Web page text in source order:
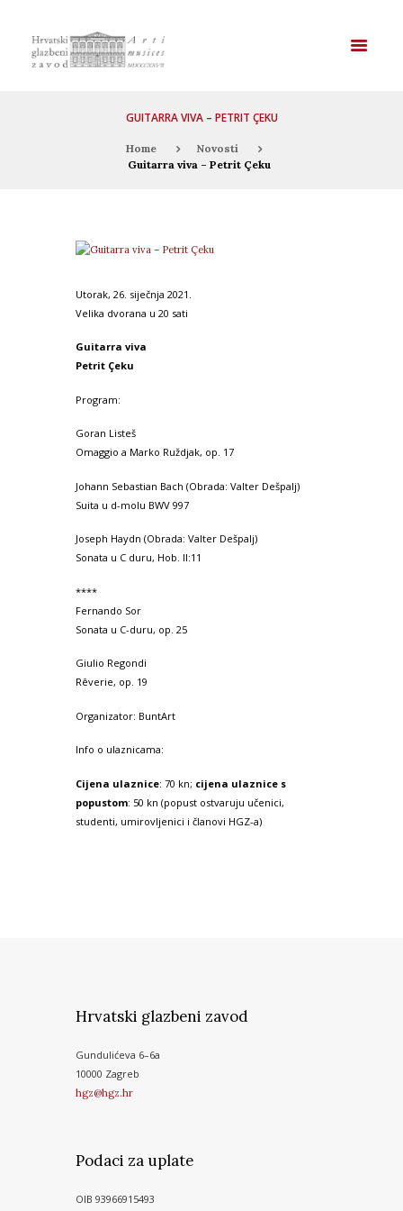
GUITARRA VIVA – PETRIT ÇEKU
Home
Novosti
Guitarra viva – Petrit Çeku
Utorak, 26. siječnja 2021.
Velika dvorana u 20 sati
Guitarra viva
Petrit Çeku
Program:
Goran Listeš
Omaggio a Marko Ruždjak, op. 17
Johann Sebastian Bach (Obrada: Valter Dešpalj)
Suita u d-molu BWV 997
Joseph Haydn (Obrada: Valter Dešpalj)
Sonata u C duru, Hob. II:11
****
Fernando Sor
Sonata u C-duru, op. 25
Giulio Regondi
Rêverie, op. 19
Organizator: BuntArt
Info o ulaznicama:
Cijena ulaznice: 70 kn; cijena ulaznice s
popustom: 50 kn (popust ostvaruju učenici,
studenti, umirovljenici i članovi HGZ-a)
Hrvatski glazbeni zavod
Gundulićeva 6–6a
10000 Zagreb
hgz@hgz.hr
Podaci za uplate
OIB 93966915493